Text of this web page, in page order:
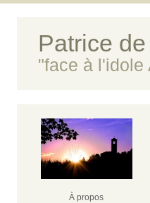
Patrice
"face à l'idole
À propos